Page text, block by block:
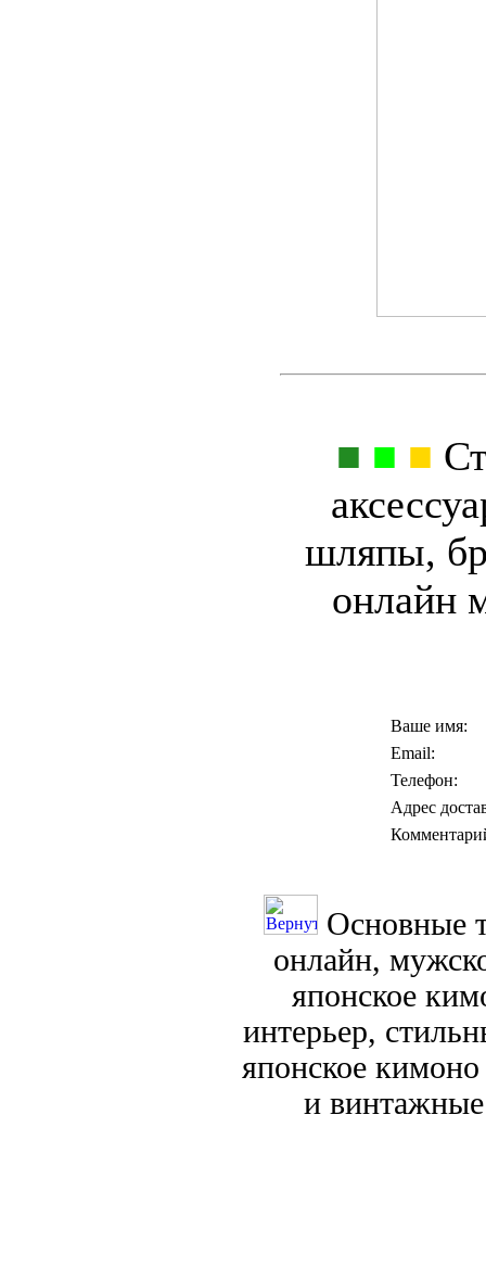
■ ■ ■
шляпы,
онлайн
Ваше имя:
Email:
Телефон:
Адрес
Основные
онлайн,
японское
интерьер,
японское
и